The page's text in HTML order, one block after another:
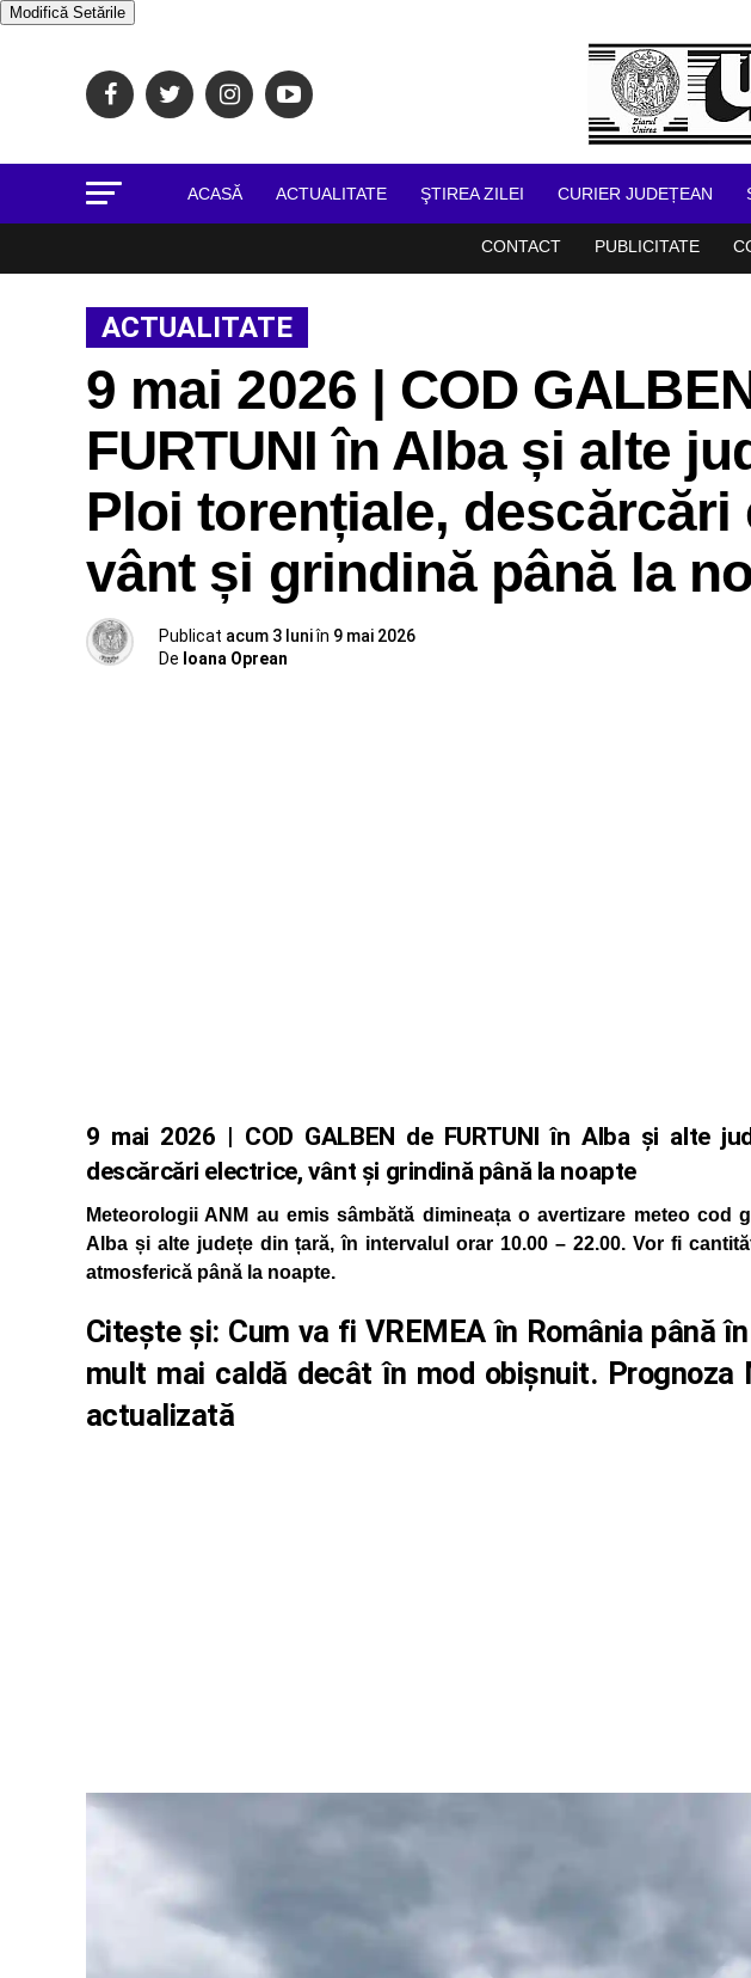
Modifică Setările
ACASĂ ACTUALITATE ŞTIREA ZILEI CURIER JUDEȚEAN
CONTACT PUBLICITATE
ACTUALITATE
9 mai 2026 | COD
FURTUNI în Alba și alte
Ploi torențiale, descărcări
vânt și grindină până la
Publicat acum 3 luniîn 9 mai 2026
De Ioana Oprean
9 mai 2026 | COD GALBEN de FURTUNI în Alba și alte
descărcări electrice, vânt și grindină până la noapte
Meteorologii ANM au emis sâmbătă dimineața o avertizare meteo cod
Alba și alte județe din țară, în intervalul orar 10.00 – 22.00. Vor fi
atmosferică până la noapte.
Citește și: Cum va fi VREMEA în România până
mult mai caldă decât în mod obișnuit. Prognoza
actualizată